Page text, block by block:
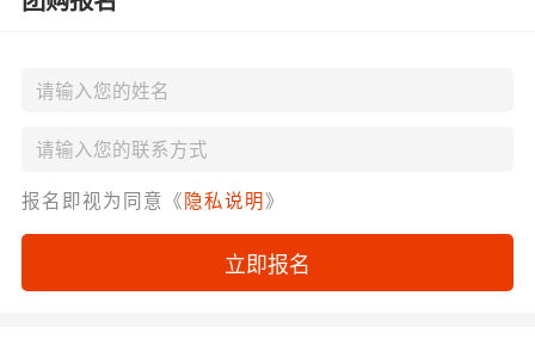
报名即视为同意《隐私说明》
立即报名